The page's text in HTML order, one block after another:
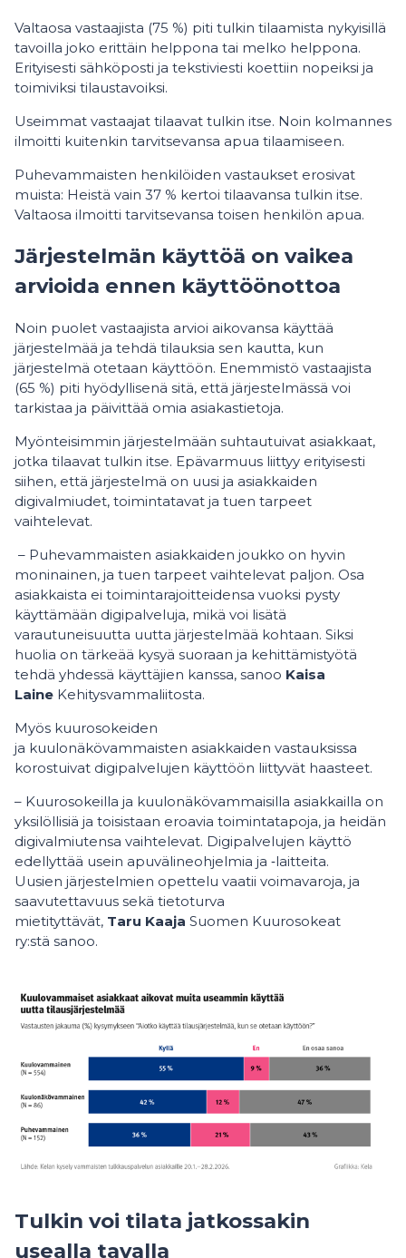
Valtaosa vastaajista (75 %) piti tulkin tilaamista nykyisillä
tavoilla joko erittäin helppona tai melko helppona.
Erityisesti sähköposti ja tekstiviesti koettiin nopeiksi ja
toimiviksi tilaustavoiksi.
Useimmat vastaajat tilaavat tulkin itse. Noin kolmannes
ilmoitti kuitenkin tarvitsevansa apua tilaamiseen.
Puhevammaisten henkilöiden vastaukset erosivat
muista: Heistä vain 37 % kertoi tilaavansa tulkin itse.
Valtaosa ilmoitti tarvitsevansa toisen henkilön apua.
Järjestelmän käyttöä on vaikea
arvioida ennen käyttöönottoa
Noin puolet vastaajista arvioi aikovansa käyttää
järjestelmää ja tehdä tilauksia sen kautta, kun
järjestelmä otetaan käyttöön. Enemmistö vastaajista
(65 %) piti hyödyllisenä sitä, että järjestelmässä voi
tarkistaa ja päivittää omia asiakastietoja.
Myönteisimmin järjestelmään suhtautuivat asiakkaat,
jotka tilaavat tulkin itse. Epävarmuus liittyy erityisesti
siihen, että järjestelmä on uusi ja asiakkaiden
digivalmiudet, toimintatavat ja tuen tarpeet
vaihtelevat.
– Puhevammaisten asiakkaiden joukko on hyvin
moninainen, ja tuen tarpeet vaihtelevat paljon. Osa
asiakkaista ei toimintarajoitteidensa vuoksi pysty
käyttämään digipalveluja, mikä voi lisätä
varautuneisuutta uutta järjestelmää kohtaan. Siksi
huolia on tärkeää kysyä suoraan ja kehittämistyötä
tehdä yhdessä käyttäjien kanssa, sanoo Kaisa
Laine Kehitysvammaliitosta.
Myös kuurosokeiden
ja kuulonäkövammaisten asiakkaiden vastauksissa
korostuivat digipalvelujen käyttöön liittyvät haasteet.
– Kuurosokeilla ja kuulonäkövammaisilla asiakkailla on
yksilöllisiä ja toisistaan eroavia toimintatapoja, ja heidän
digivalmiutensa vaihtelevat. Digipalvelujen käyttö
edellyttää usein apuvälineohjelmia ja ‑laitteita.
Uusien järjestelmien opettelu vaatii voimavaroja, ja
saavutettavuus sekä tietoturva
mietityttävät, Taru Kaaja Suomen Kuurosokeat
ry:stä sanoo.
Tulkin voi tilata jatkossakin
usealla tavalla